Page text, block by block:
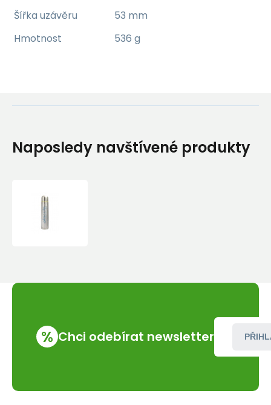
Šířka uzávěru
53 mm
Hmotnost
536 g
Naposledy navštívené produkty
% Chci odebírat newsletter